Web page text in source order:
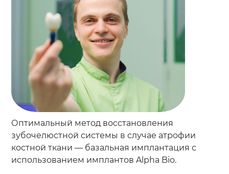
Оптимальный метод восстановления
зубочелюстной системы в случае атрофии
костной ткани — базальная имплантация с
использованием имплантов Alpha Bio.